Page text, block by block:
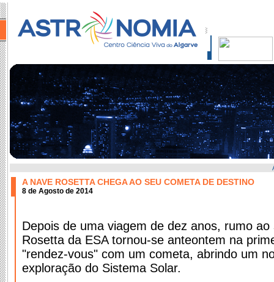
A NAVE ROSETTA CHEGA AO SEU COMETA DE DESTINO
8 de Agosto de 2014
Depois de uma viagem de dez anos, rumo
Rosetta da ESA tornou-se anteontem na
"rendez-vous" com um cometa, abrindo um
exploração do Sistema Solar.